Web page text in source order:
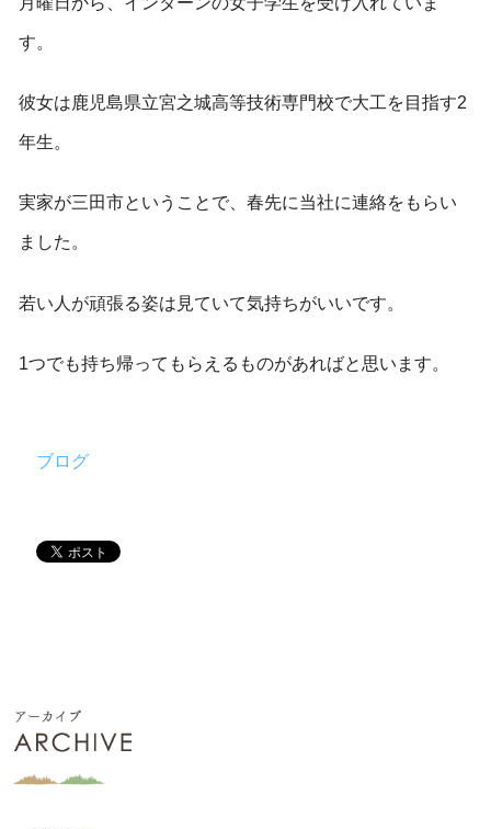
す。
彼女は鹿児島県立宮之城高等技術専門校で大工を目指す2
年生。
実家が三田市ということで、春先に当社に連絡をもらい
ました。
若い人が頑張る姿は見ていて気持ちがいいです。
1つでも持ち帰ってもらえるものがあればと思います。
ブログ